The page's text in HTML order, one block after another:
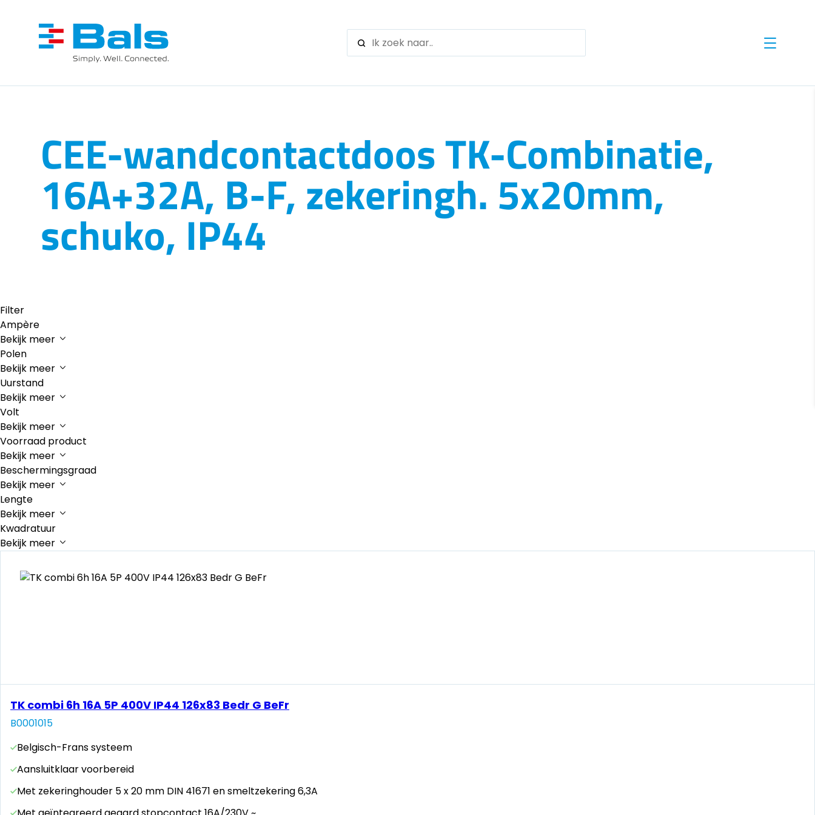
When autocomplete results are available use up and down arrows to
CEE-wandcontactdoos TK-Combinatie,
16A+32A, B-F, zekeringh. 5x20mm,
schuko, IP44
Filter
Ampère
Bekijk meer
Polen
Bekijk meer
Uurstand
Bekijk meer
Volt
Bekijk meer
Voorraad product
Bekijk meer
Beschermingsgraad
Bekijk meer
Lengte
Bekijk meer
Kwadratuur
Bekijk meer
TK combi 6h 16A 5P 400V IP44 126x83 Bedr G BeFr
B0001015
Belgisch-Frans systeem
Aansluitklaar voorbereid
Met zekeringhouder 5 x 20 mm DIN 41671 en smeltzekering 6,3A